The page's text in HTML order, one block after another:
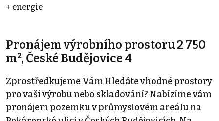
+ energie
Pronájem výrobního prostoru 2 750
m², České Budějovice 4
Zprostředkujeme Vám Hledáte vhodné prostory
pro vaši výrobu nebo skladování? Nabízíme vám
pronájem pozemku v průmyslovém areálu na